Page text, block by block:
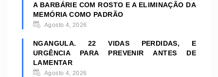
A BARBÁRIE COM ROSTO E A ELIMINAÇÃO DA
MEMÓRIA COMO PADRÃO
Agosto 4, 2026
NGANGULA. 22 VIDAS PERDIDAS, E
URGÊNCIA PARA PREVENIR ANTES DE
LAMENTAR
Agosto 4, 2026